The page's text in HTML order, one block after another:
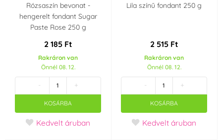
Rózsaszín bevonat -
hengerelt fondant Sugar
Paste Rose 250 g
2 185 Ft
Rakráron van
Önnél 08. 12.
- +
KOSÁRBA
Kedvelt áruban
Lila színű fondant 250 g
2 515 Ft
Rakráron van
Önnél 08. 12.
- +
KOSÁRBA
Kedvelt áruban